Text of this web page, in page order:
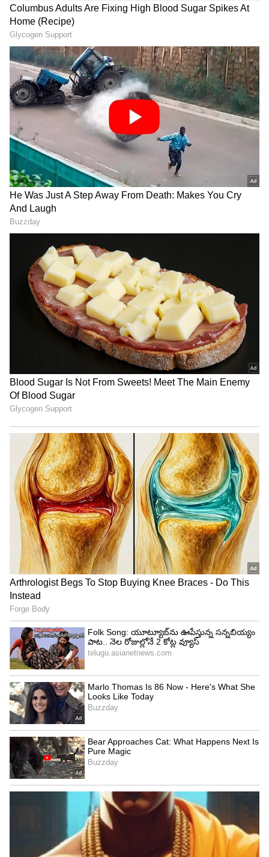
LATEST VIDEOS
ఇంత హుషారు ఏంటి భయ్యా ఎలా
కొట్టేసుకుంటున్నాడో చూడండి | Hushar
Pittalu Movie Press Meet | Actor
Bhanu
డ్రగ్స్ రహిత సమాజం కోసం మోదీ మాస్టర్
ప్లాన్ | Nasha Mukt Yuva for Viksit
Bharat Explained